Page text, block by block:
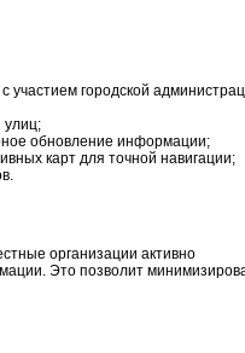
участием городской
улиц;
обновление информации;
карт для точной навигации;
организации активно
Это позволит